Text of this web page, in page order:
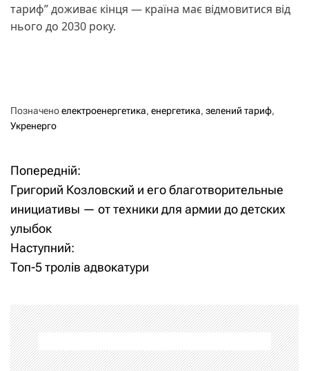
тариф” доживає кінця — країна має відмовитися від
нього до 2030 року.
Позначеноелектроенергетика, енергетика, зелений тариф,
Укренерго
Н
а
в
і
а
ц
Попередній:
Григорий Козловский и его благотворительные
инициативы — от техники для армии до детских
улыбок
Наступний:
Топ-5 тролів адвокатури